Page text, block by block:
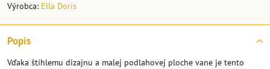
Výrobca: Ella Doris
Popis
Vďaka štíhlemu dizajnu a malej podlahovej ploche vane je tento